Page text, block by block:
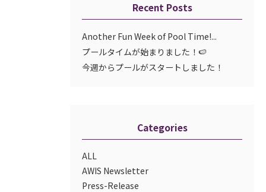
Categories
ALL
AWIS Newsletter
Press-Release
Recent Posts
Another Fun Week of Pool Time!...
プールタイムが始まりました！🍉
今週からプールがスタートしました！